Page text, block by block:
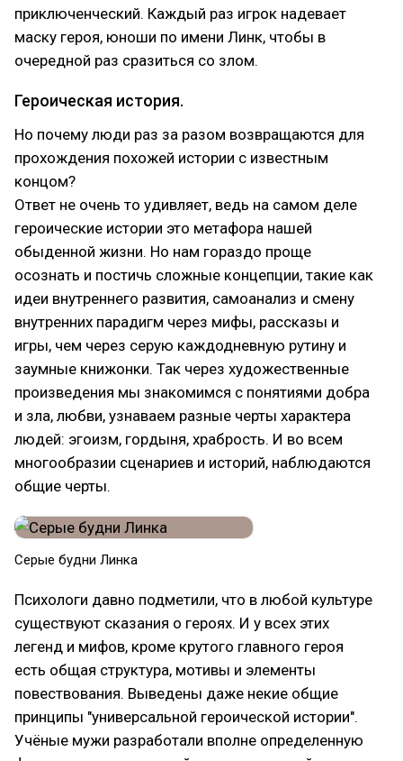
приключенческий. Каждый раз игрок надевает
маску героя, юноши по имени Линк, чтобы в
очередной раз сразиться со злом.
Героическая история.
Но почему люди раз за разом возвращаются для
прохождения похожей истории с известным
концом?
Ответ не очень то удивляет, ведь на самом деле
героические истории это метафора нашей
обыденной жизни. Но нам гораздо проще
осознать и постичь сложные концепции, такие как
идеи внутреннего развития, самоанализ и смену
внутренних парадигм через мифы, рассказы и
игры, чем через серую каждодневную рутину и
заумные книжонки. Так через художественные
произведения мы знакомимся с понятиями добра
и зла, любви, узнаваем разные черты характера
людей: эгоизм, гордыня, храбрость. И во всем
многообразии сценариев и историй, наблюдаются
общие черты.
Серые будни Линка
Психологи давно подметили, что в любой культуре
существуют сказания о героях. И у всех этих
легенд и мифов, кроме крутого главного героя
есть общая структура, мотивы и элементы
повествования. Выведены даже некие общие
принципы "универсальной героической истории".
Учёные мужи разработали вполне определенную